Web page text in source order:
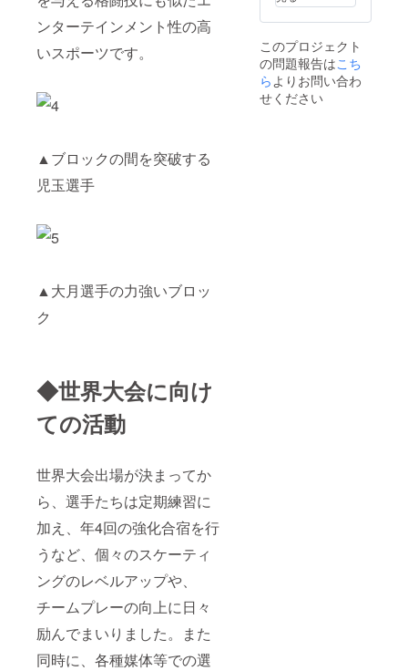
ンターテインメント性の高
いスポーツです。
▲ブロックの間を突破する
児玉選手
▲大月選手の力強いブロッ
ク
◆世界大会に向け
ての活動
世界大会出場が決まってか
ら、選手たちは定期練習に
加え、年4回の強化合宿を行
うなど、個々のスケーティ
ングのレベルアップや、
チームプレーの向上に日々
励んでまいりました。また
同時に、各種媒体等での選
このプロジェクト
の問題報告はこち
らよりお問い合わ
せください